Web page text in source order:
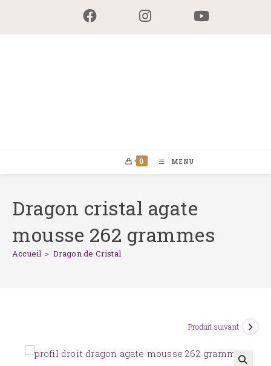
content
0 MENU
Dragon cristal agate
mousse 262 grammes
Accueil > Dragon de Cristal
Produit suivant